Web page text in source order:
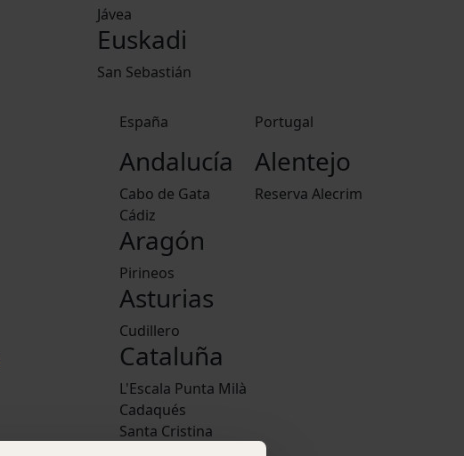
Jávea
Euskadi
San Sebastián
España
Andalucía
Cabo de Gata
Cádiz
Aragón
Pirineos
Asturias
Cudillero
Cataluña
L'Escala Punta Milà
Cadaqués
Santa Cristina
Portugal
Alentejo
Reserva Alecrim